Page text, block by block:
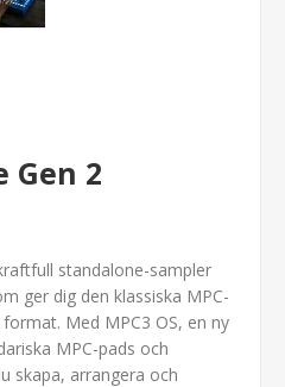
Gen 2
standalone-sampler
ger dig den klassiska MPC-
Med MPC3 OS, en ny
MPC-pads och
skapa, arrangera och